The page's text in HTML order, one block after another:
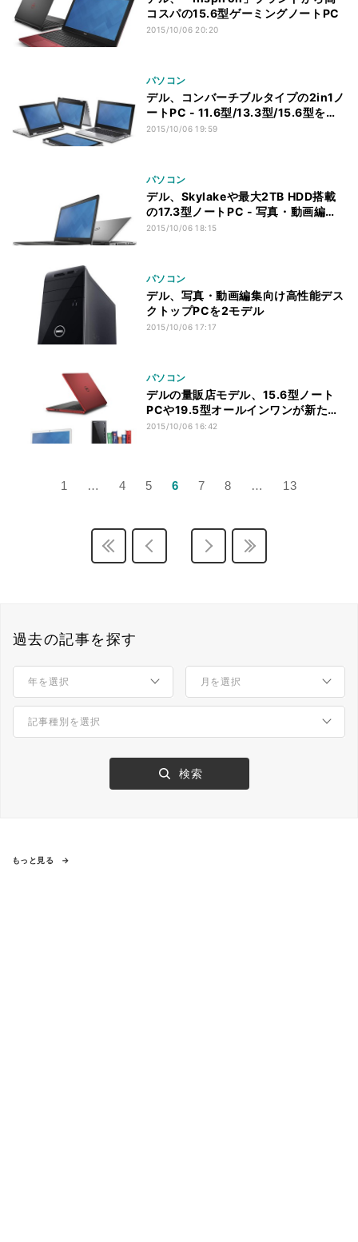
コスパの15.6型ゲーミングノートPC
2015/10/06 20:20
パソコン
デル、コンバーチブルタイプの2in1ノ
ートPC - 11.6型/13.3型/15.6型を用
意
2015/10/06 19:59
パソコン
デル、Skylakeや最大2TB HDD搭載
の17.3型ノートPC - 写真・動画編集
向け
2015/10/06 18:15
パソコン
デル、写真・動画編集向け高性能デス
クトップPCを2モデル
2015/10/06 17:17
パソコン
デルの量販店モデル、15.6型ノート
PCや19.5型オールインワンが新たに
登場
2015/10/06 16:42
1 … 4 5 6 7 8 … 13
過去の記事を探す
もっと見る